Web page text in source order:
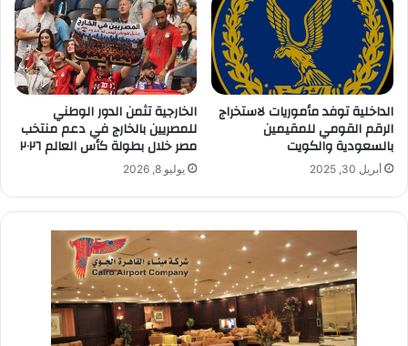
الداخلية توفد مأموريات لاستخراج
الرقم القومي للمقيمين
بالسعودية والكويت
أبريل 30, 2025
الخارجية تثمن الدور الوطني
للمصريين بالخارج في دعم منتخب
مصر خلال بطولة كأس العالم ٢٠٢٦
يوليو 8, 2026